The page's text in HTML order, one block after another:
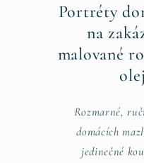
Portréty
na
malované
Rozmarné,
domácích
jedinečné